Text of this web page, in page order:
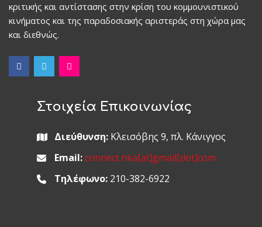
κριτικής και αντίστασης στην κρίση του κομμουνιστικού
κινήματος και της παραδοσιακής αριστεράς στη χώρα μας
και διεθνώς.
Στοιχεία Επικοινωνίας
Διεύθυνση:Κλεισόβης 9, πλ. Κάνιγγος
Email: connect.nka[at]gmail[dot]com
Τηλέφωνο:210-382-6922